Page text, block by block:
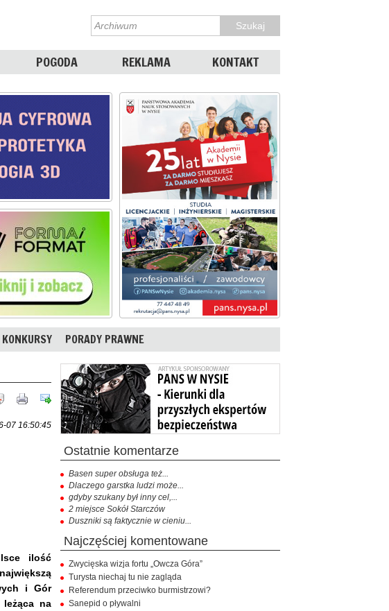
POGODA REKLAMA KONTAKT
KONKURSY PORADY PRAWNE
07 16:50:45
ilość
i Gór
leżąca na
ostatnie komentarze
Basen super obsługa też...
Dlaczego garstka ludzi może...
gdyby szukany był inny cel,...
2 miejsce Sokół Starczów
Duszniki są faktycznie w cieniu...
najczęściej komentowane
Zwycięska wizja fortu „Owcza Góra”
Turysta niechaj tu nie zagląda
Referendum przeciwko burmistrzowi?
Sanepid o pływalni